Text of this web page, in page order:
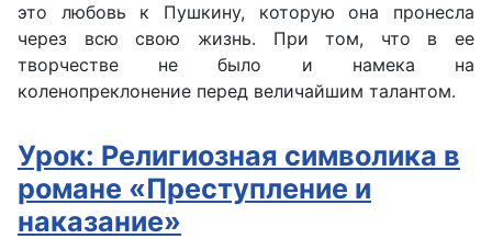
это любовь к Пушкину, которую она пронесла
через всю свою жизнь. При том, что в ее
творчестве не было и намека на
коленопреклонение перед величайшим талантом.
Урок: Религиозная символика в
романе «Преступление и
наказание»